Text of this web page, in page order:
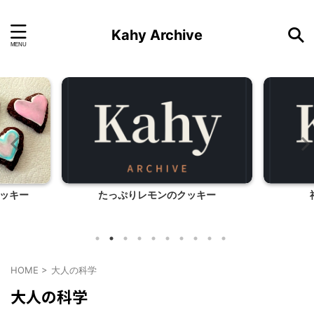
Kahy Archive
キー たっぷりレモンのクッキー
HOME > 大人の科学
大人の科学